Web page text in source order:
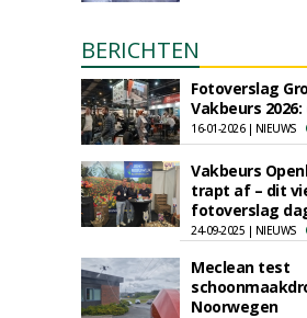
BERICHTEN
Fotoverslag
Vakbeurs 2026:
16-01-2026 | NIEUWS
Vakbeurs
trapt af – dit
fotoverslag
24-09-2025 | NIEUWS
Meclean test
Noorwegen